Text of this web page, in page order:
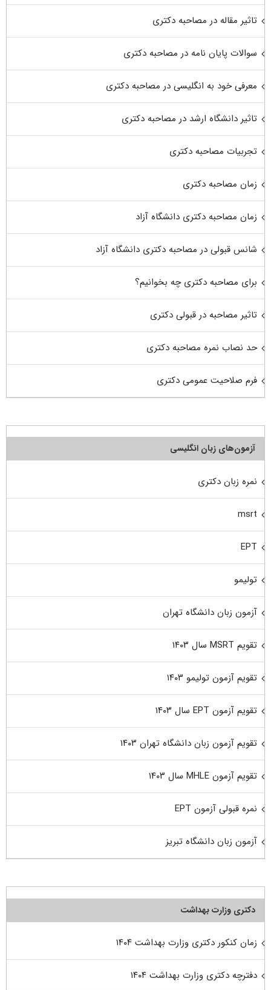
تاثیر مقاله در مصاحبه دکتری
سوالات پایان نامه در مصاحبه دکتری
معرفی خود به انگلیسی در مصاحبه دکتری
تاثیر دانشگاه ارشد در مصاحبه دکتری
تجربیات مصاحبه دکتری
زمان مصاحبه دکتری
زمان مصاحبه دکتری دانشگاه آزاد
شانس قبولی در مصاحبه دکتری دانشگاه آزاد
برای مصاحبه دکتری چه بخوانیم؟
تاثیر مصاحبه در قبولی دکتری
حد نصاب نمره مصاحبه دکتری
فرم صلاحیت عمومی دکتری
آزمون‌های زبان انگلیسی
نمره زبان دکتری
msrt
EPT
تولیمو
آزمون زبان دانشگاه تهران
تقویم MSRT سال ۱۴۰۳
تقویم آزمون تولیمو ۱۴۰۳
تقویم آزمون EPT سال ۱۴۰۳
تقویم آزمون زبان دانشگاه تهران ۱۴۰۳
تقویم آزمون MHLE سال ۱۴۰۳
نمره قبولی آزمون EPT
آزمون زبان دانشگاه تبریز
دکتری وزارت بهداشت
زمان کنکور دکتری وزارت بهداشت ۱۴۰۴
دفترچه دکتری وزارت بهداشت ۱۴۰۴